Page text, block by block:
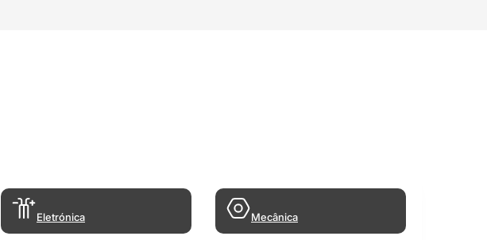
Eletrónica Mecânica